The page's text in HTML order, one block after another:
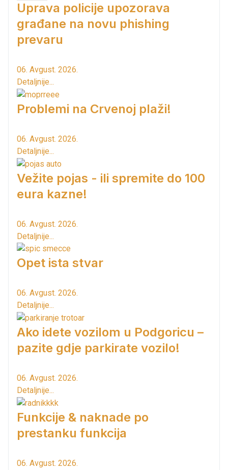
Uprava policije upozorava
građane na novu phishing
prevaru
06. Avgust. 2026.
Detaljnije...
Problemi na Crvenoj plaži!
06. Avgust. 2026.
Detaljnije...
Vežite pojas - ili spremite do 100
eura kazne!
06. Avgust. 2026.
Detaljnije...
Opet ista stvar
06. Avgust. 2026.
Detaljnije...
Ako idete vozilom u Podgoricu –
pazite gdje parkirate vozilo!
06. Avgust. 2026.
Detaljnije...
Funkcije & naknade po
prestanku funkcija
06. Avgust. 2026.